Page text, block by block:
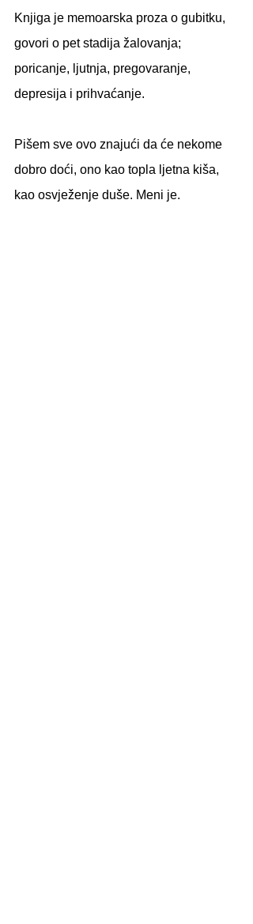
Knjiga je memoarska proza o gubitku,
govori o pet stadija žalovanja;
poricanje, ljutnja, pregovaranje,
depresija i prihvaćanje.
Pišem sve ovo znajući da će nekome
dobro doći, ono kao topla ljetna kiša,
kao osvježenje duše. Meni je.